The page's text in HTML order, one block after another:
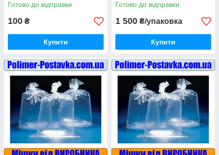
Готово до відправки
100 ₴
Купити
Готово до відправки
1 500 ₴/упаковка
Купити